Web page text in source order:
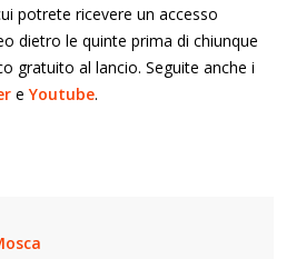
potrete ricevere un accesso
dietro le quinte prima di chiunque
gratuito al lancio. Seguite anche i
eYoutube.